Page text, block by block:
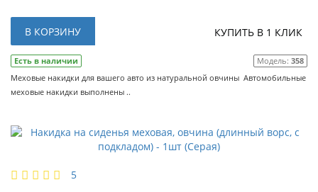
В КОРЗИНУ КУПИТЬ В 1 КЛИК
Есть в наличии Модель: 358
Меховые накидки для вашего авто из натуральной овчины Автомобильные
меховые накидки выполнены ..
5